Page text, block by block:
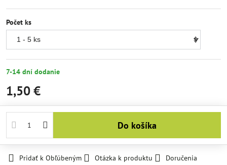
Počet ks
7-14 dní dodanie
1,50 €
Do košíka
Pridať k Obľúbeným Otázka k produktu Doručenia